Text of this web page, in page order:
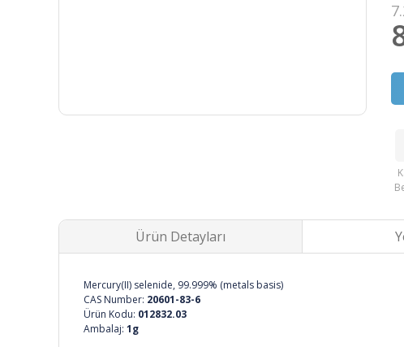
Ürün Detayları
Mercury(II) selenide, 99.999% (metals basis)
CAS Number: 20601-83-6
Ürün Kodu: 012832.03
Ambalaj: 1g